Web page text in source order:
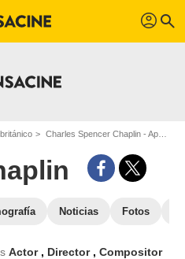
profil search
Charles Spencer Chaplin - Apodo : Charles Chaplin
Noticias Fotos
Actor , Director ,Compositor